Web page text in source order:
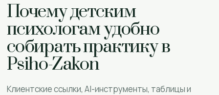
Почему детским
психологам удобно
собирать практику в
Psiho-Zakon
Клиентские ссылки, AI-инструменты, таблицы и